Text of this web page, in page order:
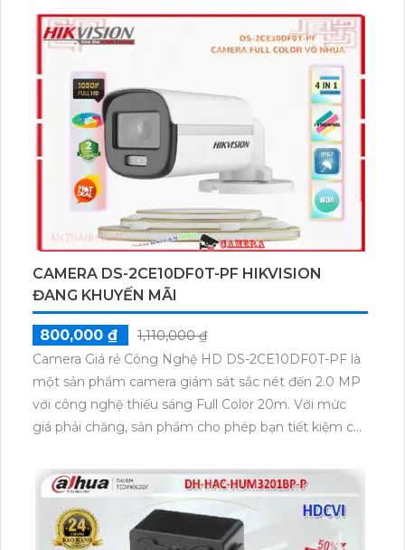
mang lại hình ảnh sáng đẹp và rõ nét.
Ưu điểm của sản phẩm này là giá rẻ và tiết kiệm. Nó
có thể ứng dụng công nghệ AHD, CVI, TVI và BCS
HD với giá rẻ. Hơn nữa, màu ban đêm cũng được thu
hình, tạo ra hình ảnh chân thực và rõ ràng.
Camera này phù hợp cho cửa hàng, gia đình và căn
hộ. Với thiết kế vỏ dome kim loại, nó có độ bền cao
và chống chịu tốt với thời tiết khắc nghiệt. Ngoài ra,
chức năng thu hình ổn định giúp ghi lại những cảnh
quan quan trọng và dễ dàng theo dõi lại sau này.
CAMERA DS-2CE10DF0T-PF HIKVISION
ĐANG KHUYẾN MÃI
800,000 ₫
1,110,000 ₫
Camera Giá rẻ Công Nghệ HD DS-2CE10DF0T-PF là
một sản phẩm camera giám sát sắc nét đến 2.0 MP
với công nghệ thiếu sáng Full Color 20m. Với mức
giá phải chăng, sản phẩm cho phép bạn tiết kiệm chi
nền tảng AHD CVI TVI BCS. Camera này phù hợp
cho công trình dân dụng và cũng có thể lắp đặt để
giám sát nhà xưởng. Với thiết kế thân Plastic, camera
này có ưu điểm thu hình ổn định và có khả năng ghi